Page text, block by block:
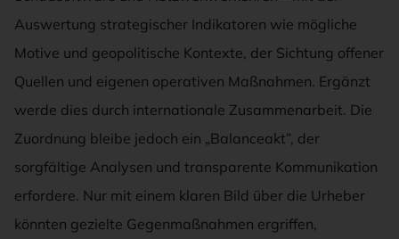
Auswertung strategischer Indikatoren wie mögliche
Motive und geopolitische Kontexte, der Sichtung offener
Quellen und eigenen operativen Maßnahmen. Ergänzt
werde dies durch internationale Zusammenarbeit. Die
Zuordnung bleibe jedoch ein „Balanceakt”, der
sorgfältige Analysen und transparente Kommunikation
erfordere. Nur mit einem klaren Bild über die Urheber
könnten gezielte Gegenmaßnahmen ergriffen,